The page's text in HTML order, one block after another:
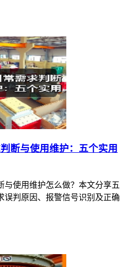
断与使用维护：五个实用
与使用维护怎么做？本文分享五
误判原因、报警信号识别及正确